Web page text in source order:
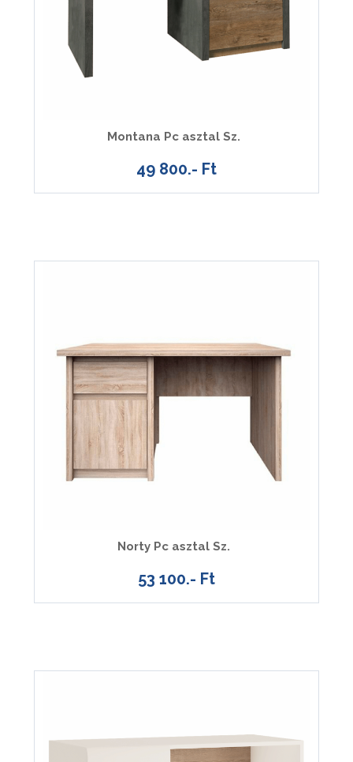
Montana Pc asztal Sz.
49 800.- Ft
Norty Pc asztal Sz.
53 100.- Ft